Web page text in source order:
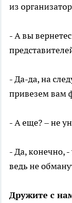
из
- А вы
- Да-да, на
привезем вам
- А еще? – не
- Да, конечно,
ведь не
Дружите с